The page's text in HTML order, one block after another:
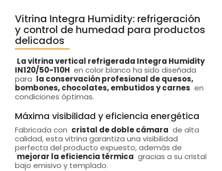
Vitrina Integra Humidity: refrigeración
y control de humedad para productos
delicados
La vitrina vertical refrigerada Integra Humidity
IN120/50-110H en color blanco ha sido diseñada
para la conservación profesional de quesos,
bombones, chocolates, embutidos y carnes en
condiciones óptimas.
Máxima visibilidad y eficiencia energética
Fabricada con cristal de doble cámara de alta
calidad, esta vitrina garantiza una visibilidad
perfecta del producto expuesto, además de
mejorar la eficiencia térmica gracias a su cristal
bajo emisivo y templado.